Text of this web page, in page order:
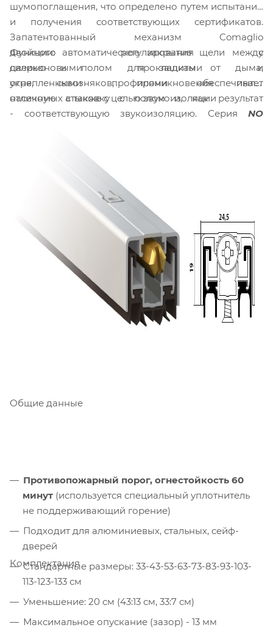
шумопоглащения, что определено путем испытаний
и получения соответствующих сертификатов.
Запатентованный механизм Comaglio
двойного регулирования с
силиконовыми прокладками и
укрепленными профилями обеспечивает
отличную стыковку с полом и, как результат
- соответствующую звукоизоляцию. Серия NO
характеристиками при оптимальной стоимости.
Функции: автоматическое закрытие щели между
дверью и полом для защиты от дыма,
огня, сквозняков, проникновения пыли,
насекомых а также с целью звукоизоляции
Общие данные
Противопожарный порог, огнестойкость 60
минут (используется специальный уплотнитель
не поддерживающий горение)
Подходит для алюминиевых, стальных, сейф-
дверей
Стандартные размеры: 33-43-53-63-73-83-93-103-
113-123-133 см
Уменьшение: 20 см (43:13 см, 33:7 см)
Максимальное опускание (зазор) - 13 мм
Комплектация